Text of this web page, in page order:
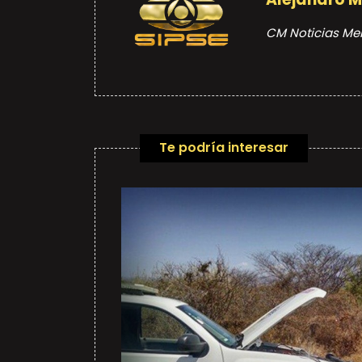
CM Noticias
Te podría interesar